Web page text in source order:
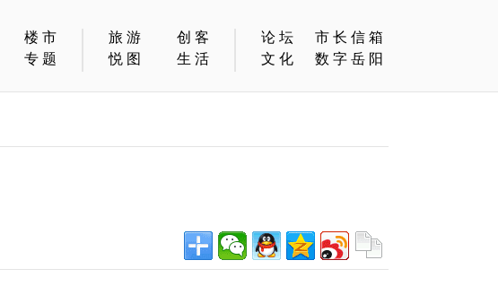
楼市
专题
旅游
创客
悦图
生活
论坛
市长信箱
文化
数字岳阳